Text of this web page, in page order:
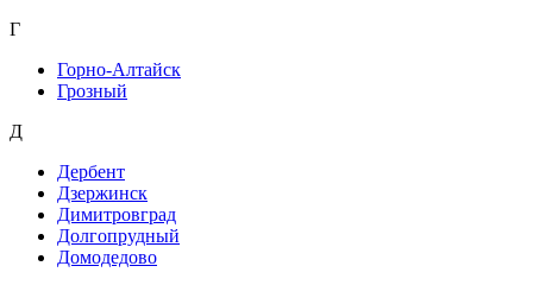
Г
Горно-Алтайск
Грозный
Д
Дербент
Дзержинск
Димитровград
Долгопрудный
Домодедово